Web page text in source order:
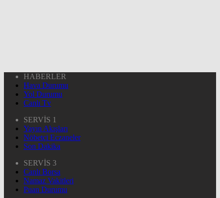
HABERLER
Hava Durumu
Yol Durumu
Canlı Tv
SERVİS 1
Yayın Akışları
Nöbetçi Eczaneler
Son Dakika
SERVİS 3
Canlı Borsa
Namaz Vakitleri
Puan Durumu